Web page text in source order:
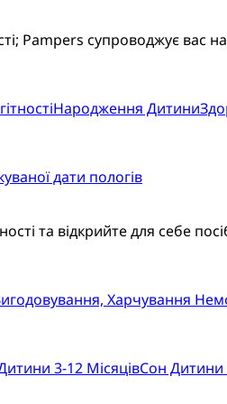
Pampers супроводжує вас
Народження Дитини
дати пологів
та відкрийте для себе
Харчування
3-12 МісяцівСон Дитини